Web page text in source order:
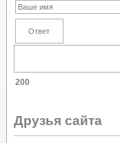
200
Друзья сайта